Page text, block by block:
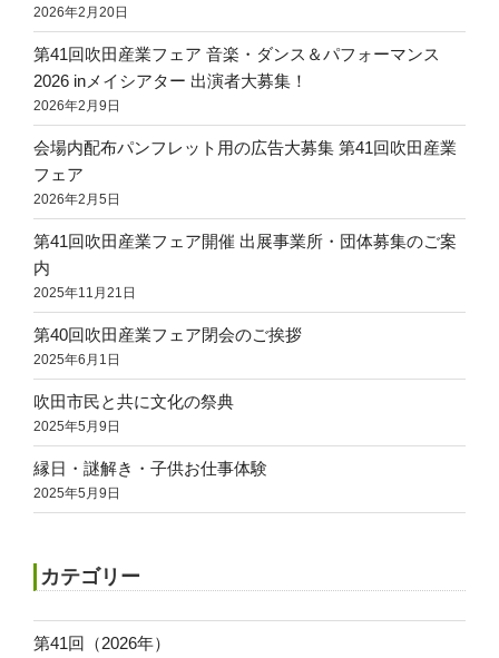
2026年2月20日
第41回吹田産業フェア 音楽・ダンス＆パフォーマンス
2026 inメイシアター 出演者大募集！
2026年2月9日
会場内配布パンフレット用の広告大募集 第41回吹田産業
フェア
2026年2月5日
第41回吹田産業フェア開催 出展事業所・団体募集のご案
内
2025年11月21日
第40回吹田産業フェア閉会のご挨拶
2025年6月1日
吹田市民と共に文化の祭典
2025年5月9日
縁日・謎解き・子供お仕事体験
2025年5月9日
カテゴリー
第41回（2026年）